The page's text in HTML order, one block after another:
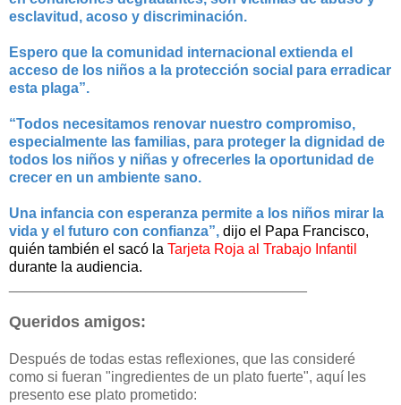
esclavitud, acoso y discriminación.
Espero que la comunidad internacional extienda el
acceso de los niños a la protección social para erradicar
esta plaga”.
“Todos necesitamos renovar nuestro compromiso,
especialmente las familias, para proteger la dignidad de
todos los niños y niñas y ofrecerles la oportunidad de
crecer en un ambiente sano.
Una infancia con esperanza permite a los niños mirar la
vida y el futuro con confianza”, dijo el Papa Francisco,
quién también el sacó la Tarjeta Roja al Trabajo Infantil
durante la audiencia.
Queridos amigos:
Después de todas estas reflexiones, que las consideré
como si fueran "ingredientes de un plato fuerte", aquí les
presento ese plato prometido: